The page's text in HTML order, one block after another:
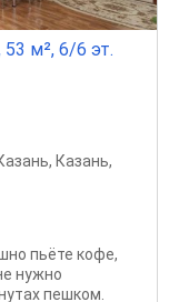
53 м², 6/6 эт.
, Казань,
пьёте кофе,
нужно
пешком.